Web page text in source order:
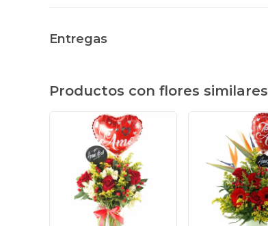
Entregas
Productos con flores similares